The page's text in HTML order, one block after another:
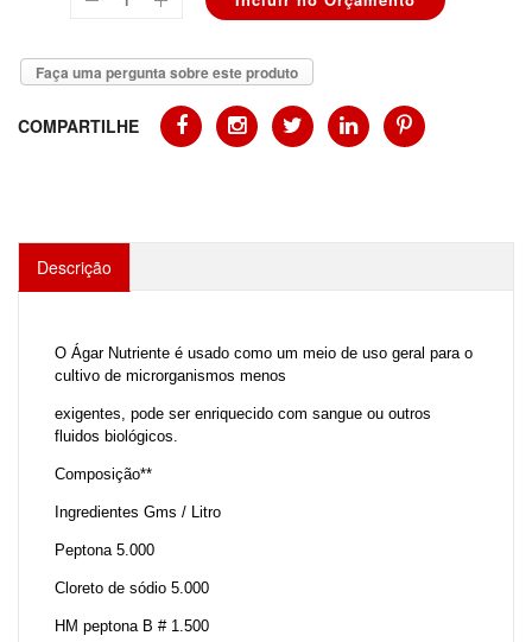
Faça uma pergunta sobre este produto
COMPARTILHE
Descrição
O Ágar Nutriente é usado como um meio de uso geral para o
cultivo de microrganismos menos
exigentes, pode ser enriquecido com sangue ou outros
fluidos biológicos.
Composição**
Ingredientes Gms / Litro
Peptona 5.000
Cloreto de sódio 5.000
HM peptona B # 1.500